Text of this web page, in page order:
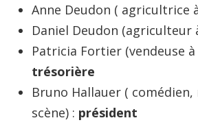
Anne Deudon ( agricultrice
Daniel Deudon (agriculteur
Patricia Fortier (vendeuse
trésorière
Bruno Hallauer (
scène) : président